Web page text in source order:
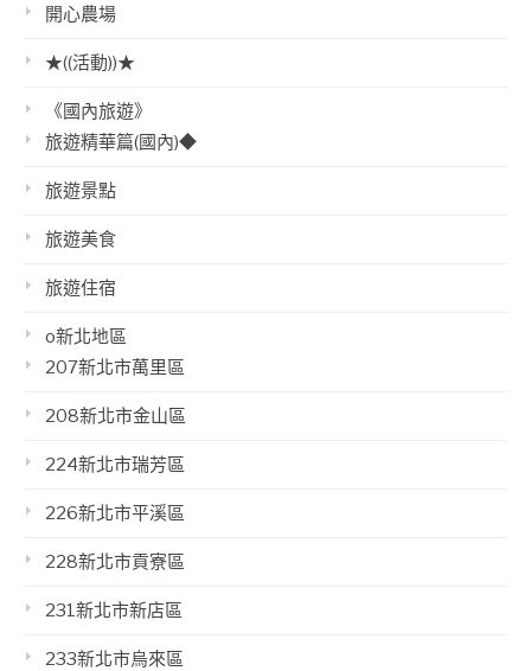
開心農場
★((活動))★
《國內旅遊》
旅遊精華篇(國內)◆
旅遊景點
旅遊美食
旅遊住宿
o新北地區
207新北市萬里區
208新北市金山區
224新北市瑞芳區
226新北市平溪區
228新北市貢寮區
231新北市新店區
233新北市烏來區